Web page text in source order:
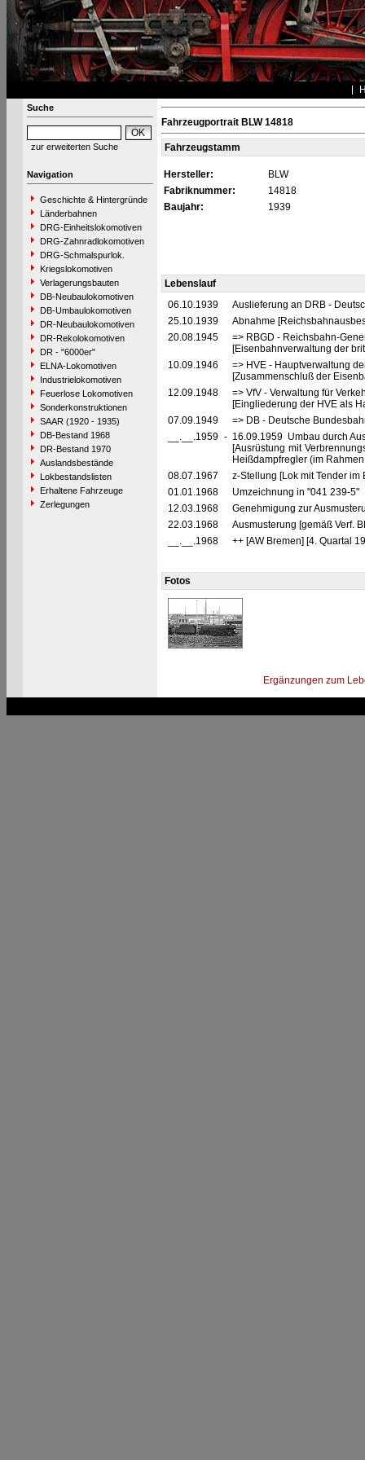
Suche
zur erweiterten Suche
Navigation
Geschichte & Hintergründe
Länderbahnen
DRG-Einheitslokomotiven
DRG-Zahnradlokomotiven
DRG-Schmalspurlok.
Kriegslokomotiven
Verlagerungsbauten
DB-Neubaulokomotiven
DB-Umbaulokomotiven
DR-Neubaulokomotiven
DR-Rekolokomotiven
DR - "6000er"
ELNA-Lokomotiven
Industrielokomotiven
Feuerlose Lokomotiven
Sonderkonstruktionen
SAAR (1920 - 1935)
DB-Bestand 1968
DR-Bestand 1970
Auslandsbestände
Lokbestandslisten
Erhaltene Fahrzeuge
Zerlegungen
Fahrzeugportrait BLW 14818
Fahrzeugstamm
Hersteller:
BLW
Fabriknummer:
14818
Baujahr:
1939
Lebenslauf
06.10.1939
Auslieferung an DRB -
25.10.1939
Abnahme
20.08.1945
=> RBGD - Reichsbahn-
[Eisenbahnverwaltung der
10.09.1946
=> HVE - Hauptverwaltung
[Zusammenschluß der
12.09.1948
=> VfV - Verwaltung für
[Eingliederung der HVE als
07.09.1949
=> DB - Deutsche
__.__.1959 - 16.09.1959 Umbau durch
[Ausrüstung mit
Heißdampfregler (im
08.07.1967
z-Stellung [Lok mit Tender
01.01.1968
Umzeichnung in "041 239-5"
12.03.1968
Genehmigung zur
22.03.1968
Ausmusterung [gemäß Verf.
__.__.1968
++ [AW Bremen] [4. Quartal
Fotos
Ergänzungen zum